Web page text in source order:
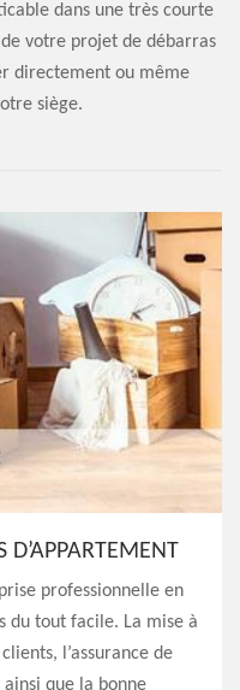
dans une très courte
votre projet de débarras
directement ou même
siège.
D’APPARTEMENT
professionnelle en
du tout facile. La mise à
l’assurance de
que la bonne